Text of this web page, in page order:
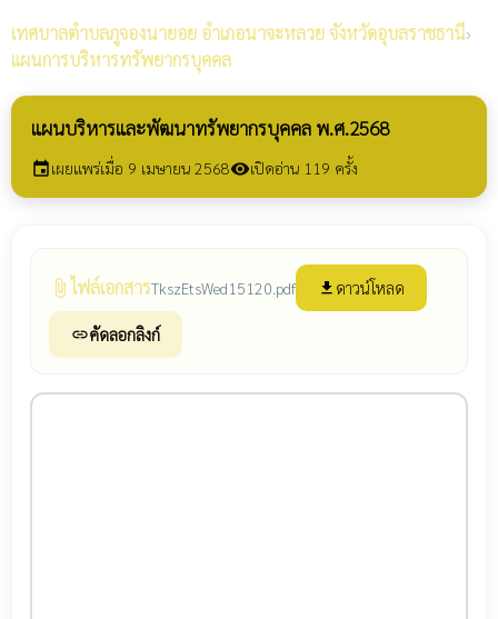
เทศบาลตำบลภูจองนายอย อำเภอนาจะหลวย จังหวัดอุบลราชธานี›
แผนการบริหารทรัพยากรบุคคล
แผนบริหารและพัฒนาทรัพยากรบุคคล พ.ศ.2568
eventเผยแพร่เมื่อ 9 เมษายน 2568visibilityเปิดอ่าน 119 ครั้ง
attach_file ไฟล์เอกสารTkszEtsWed15120.pdf file_download ดาวน์โหลด
linkคัดลอกลิงก์